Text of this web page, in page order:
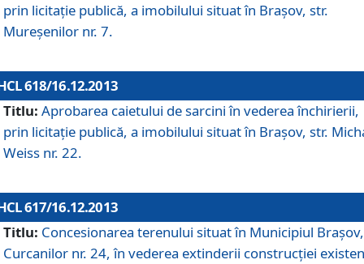
prin licitaţie publică, a imobilului situat în Braşov, str.
Mureşenilor nr. 7.
618/16.12.2013
Titlu: Aprobarea caietului de sarcini în vederea închirierii,
prin licitaţie publică, a imobilului situat în Braşov, str.
Weiss nr. 22.
617/16.12.2013
Titlu: Concesionarea terenului situat în Municipiul
Curcanilor nr. 24, în vederea extinderii construcţiei